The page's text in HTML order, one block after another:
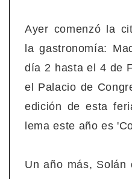
Ayer comenzó la
la gastronomía:
día 2 hasta el 4 de
el Palacio de
edición de esta
lema este año es
Un año más, Solán